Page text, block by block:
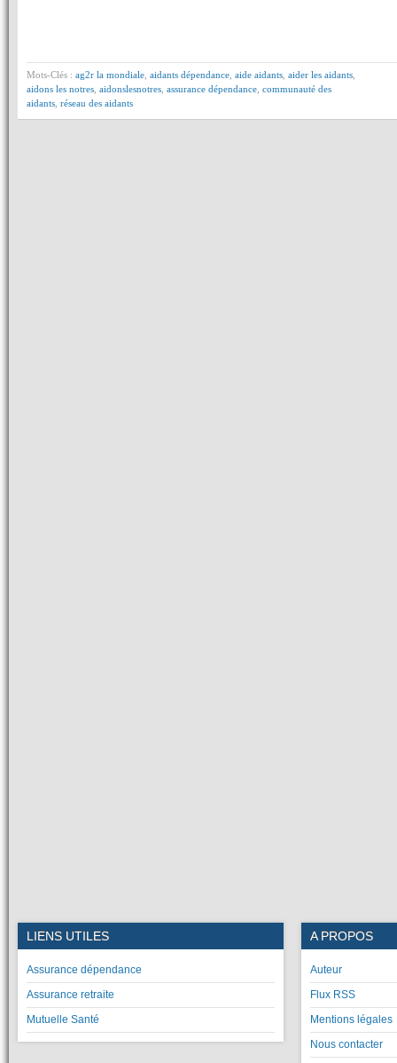
Mots-Clés : ag2r la mondiale aidants dépendance aide aidants aider les aidants
aidons les notres aidonslesnotres assurance dépendance communauté des
aidants réseau des aidants
LIENS UTILES
Assurance dépendance
Assurance retraite
Mutuelle Santé
A PROPOS
Auteur
Flux RSS
Mentions légales
Nous contacter